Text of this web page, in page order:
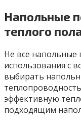
Напольные
теплого
Не все напольные
использования с
выбирать
эффективную
подходящим